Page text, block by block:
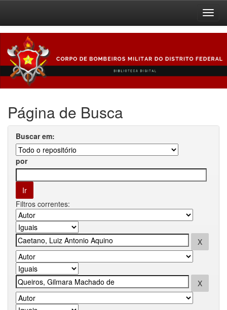
navigation
Página de Busca
Buscar em:
por
Filtros correntes: